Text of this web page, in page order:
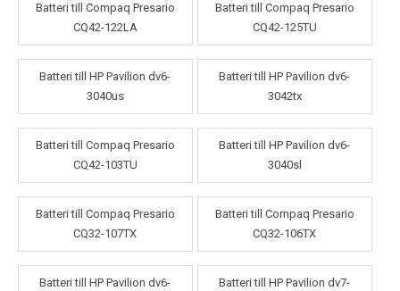
Batteri till Compaq Presario
CQ42-122LA
Batteri till Compaq Presario
CQ42-125TU
Batteri till HP Pavilion dv6-
3040us
Batteri till HP Pavilion dv6-
3042tx
Batteri till Compaq Presario
CQ42-103TU
Batteri till HP Pavilion dv6-
3040sl
Batteri till Compaq Presario
CQ32-107TX
Batteri till Compaq Presario
CQ32-106TX
Batteri till HP Pavilion dv6-
Batteri till HP Pavilion dv7-